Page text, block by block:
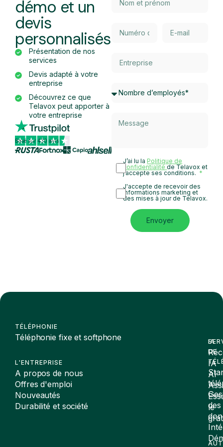
démo et un
devis
personnalisés
Présentation de nos
services
Devis adapté à votre
entreprise
Découvrez ce que
Telavox peut apporter à
votre entreprise
Basé sur 430 avis
J’ai lu la Politique de
confidentialitéde Telavox et
j’accepte ses conditions.
J'accepte de recevoir des
informations marketing et
des mises à jour de Telavox.
Envoyer
TÉLÉPHONIE
Téléphonie fixe et softphone
L'ENTREPRISE
A propos de nous
Offres d'emploi
Nouveautés
Durabilité et société
DE
des
IA
IA
AI
le